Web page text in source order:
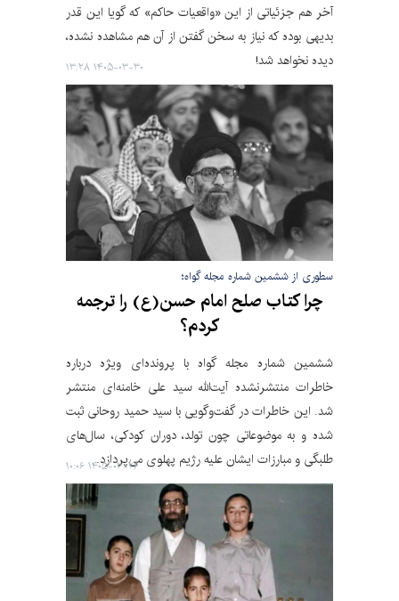
آخر هم جزئیاتی از این «واقعیات حاکم» که گویا این قدر
بدیهی بوده که نیاز به سخن گفتن از آن هم مشاهده نشده،
دیده نخواهد شد!
۱۴۰۵-۰۳-۳۰ ۱۳:۲۸
سطوری از ششمین شماره مجله گواه؛
چرا کتاب صلح امام حسن(ع) را ترجمه
کردم؟
ششمین شماره مجله گواه با پرونده‌ای ویژه درباره
خاطرات منتشرنشده آیت‌الله سید علی خامنه‌ای منتشر
شد. این خاطرات در گفت‌وگویی با سید حمید روحانی ثبت
شده و به موضوعاتی چون تولد، دوران کودکی، سال‌های
طلبگی و مبارزات ایشان علیه رژیم پهلوی می‌پردازد.
۱۴۰۵-۰۳-۲۶ ۱۰:۰۶